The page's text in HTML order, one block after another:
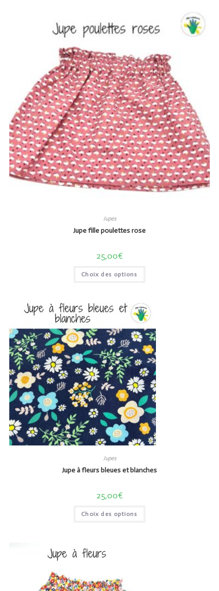
Jupes
Jupe fille poulettes rose
25,00€
Choix des options
Jupes
Jupe à fleurs bleues et blanches
25,00€
Choix des options